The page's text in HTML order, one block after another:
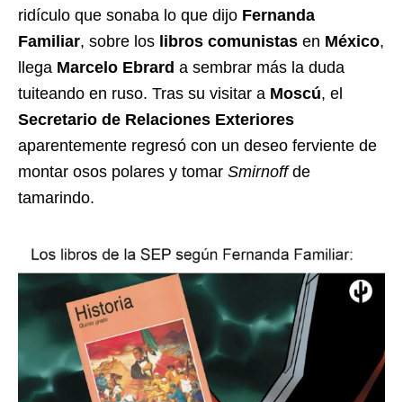
ridículo que sonaba lo que dijo Fernanda
Familiar, sobre los libros comunistas en México,
llega Marcelo Ebrard a sembrar más la duda
tuiteando en ruso. Tras su visitar a Moscú, el
Secretario de Relaciones Exteriores
aparentemente regresó con un deseo ferviente de
montar osos polares y tomar Smirnoffde
tamarindo.